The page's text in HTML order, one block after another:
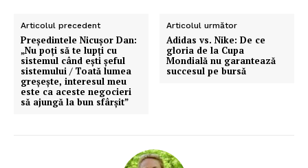
Articolul precedent
​Președintele Nicușor Dan:
„Nu poți să te lupți cu
sistemul când ești șeful
sistemului / Toată lumea
greșește, interesul meu
este ca aceste negocieri
să ajungă la bun sfârșit”
Articolul următor
Adidas vs. Nike: De ce
gloria de la Cupa
Mondială nu garantează
succesul pe bursă